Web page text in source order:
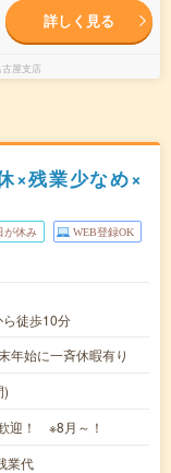
詳しく見る
屋支店
×残業少なめ×
が休み WEB登録OK
徒歩10分
年始に一斉休暇有り
)
迎！ ※8月～！
業代